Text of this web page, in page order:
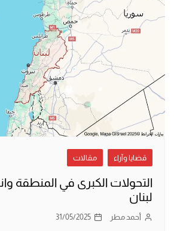
قضايا وآراء مقالات
التحولات الكبرى في المنطقة
لبنان
أحمد مطر 31/05/2025